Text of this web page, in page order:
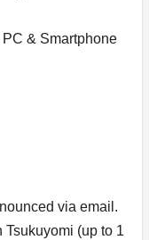
PC & Smartphone
via email.
(up to 1